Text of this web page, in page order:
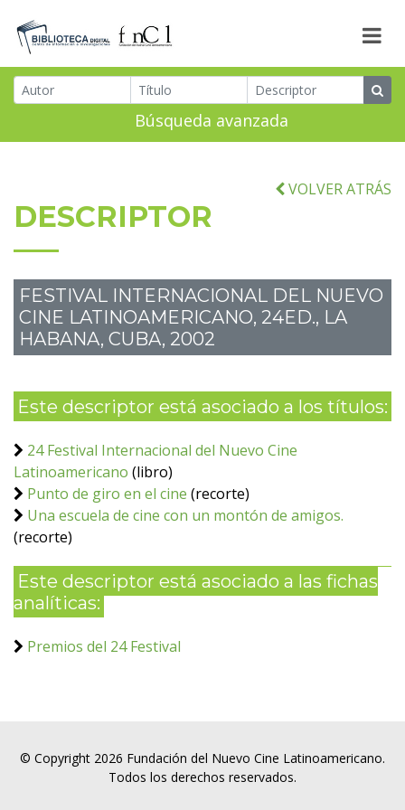
Búsqueda avanzada
VOLVER ATRÁS
DESCRIPTOR
FESTIVAL INTERNACIONAL DEL NUEVO
CINE LATINOAMERICANO, 24ED., LA
HABANA, CUBA, 2002
Este descriptor está asociado a los títulos:
24 Festival Internacional del Nuevo Cine
Latinoamericano (libro)
Punto de giro en el cine (recorte)
Una escuela de cine con un montón de amigos.
(recorte)
Este descriptor está asociado a las fichas
analíticas:
Premios del 24 Festival
© Copyright 2026 Fundación del Nuevo Cine Latinoamericano.
Todos los derechos reservados.